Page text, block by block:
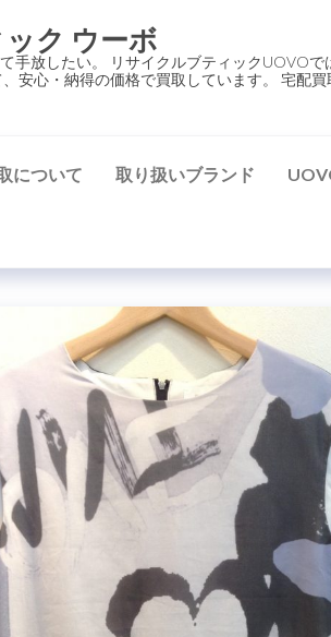
ク ウーボ
手放したい。 リサイクルブティックUOVO
安心・納得の価格で買取しています。 宅配
について 取り扱いブランド